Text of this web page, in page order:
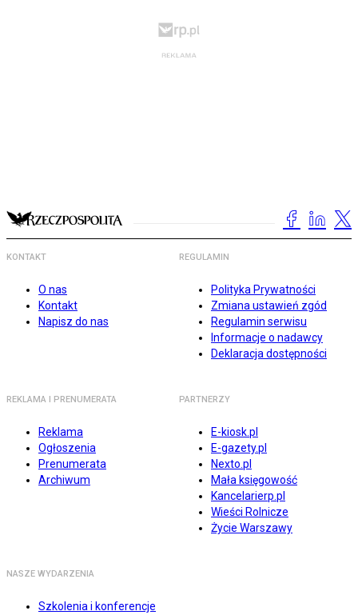
KONTAKT
O nas
Kontakt
Napisz do nas
REGULAMIN
Polityka Prywatności
Zmiana ustawień zgód
Regulamin serwisu
Informacje o nadawcy
Deklaracja dostępności
REKLAMA I PRENUMERATA
Reklama
Ogłoszenia
Prenumerata
Archiwum
PARTNERZY
E-kiosk.pl
E-gazety.pl
Nexto.pl
Mała księgowość
Kancelarierp.pl
Wieści Rolnicze
Życie Warszawy
NASZE WYDARZENIA
Szkolenia i konferencje